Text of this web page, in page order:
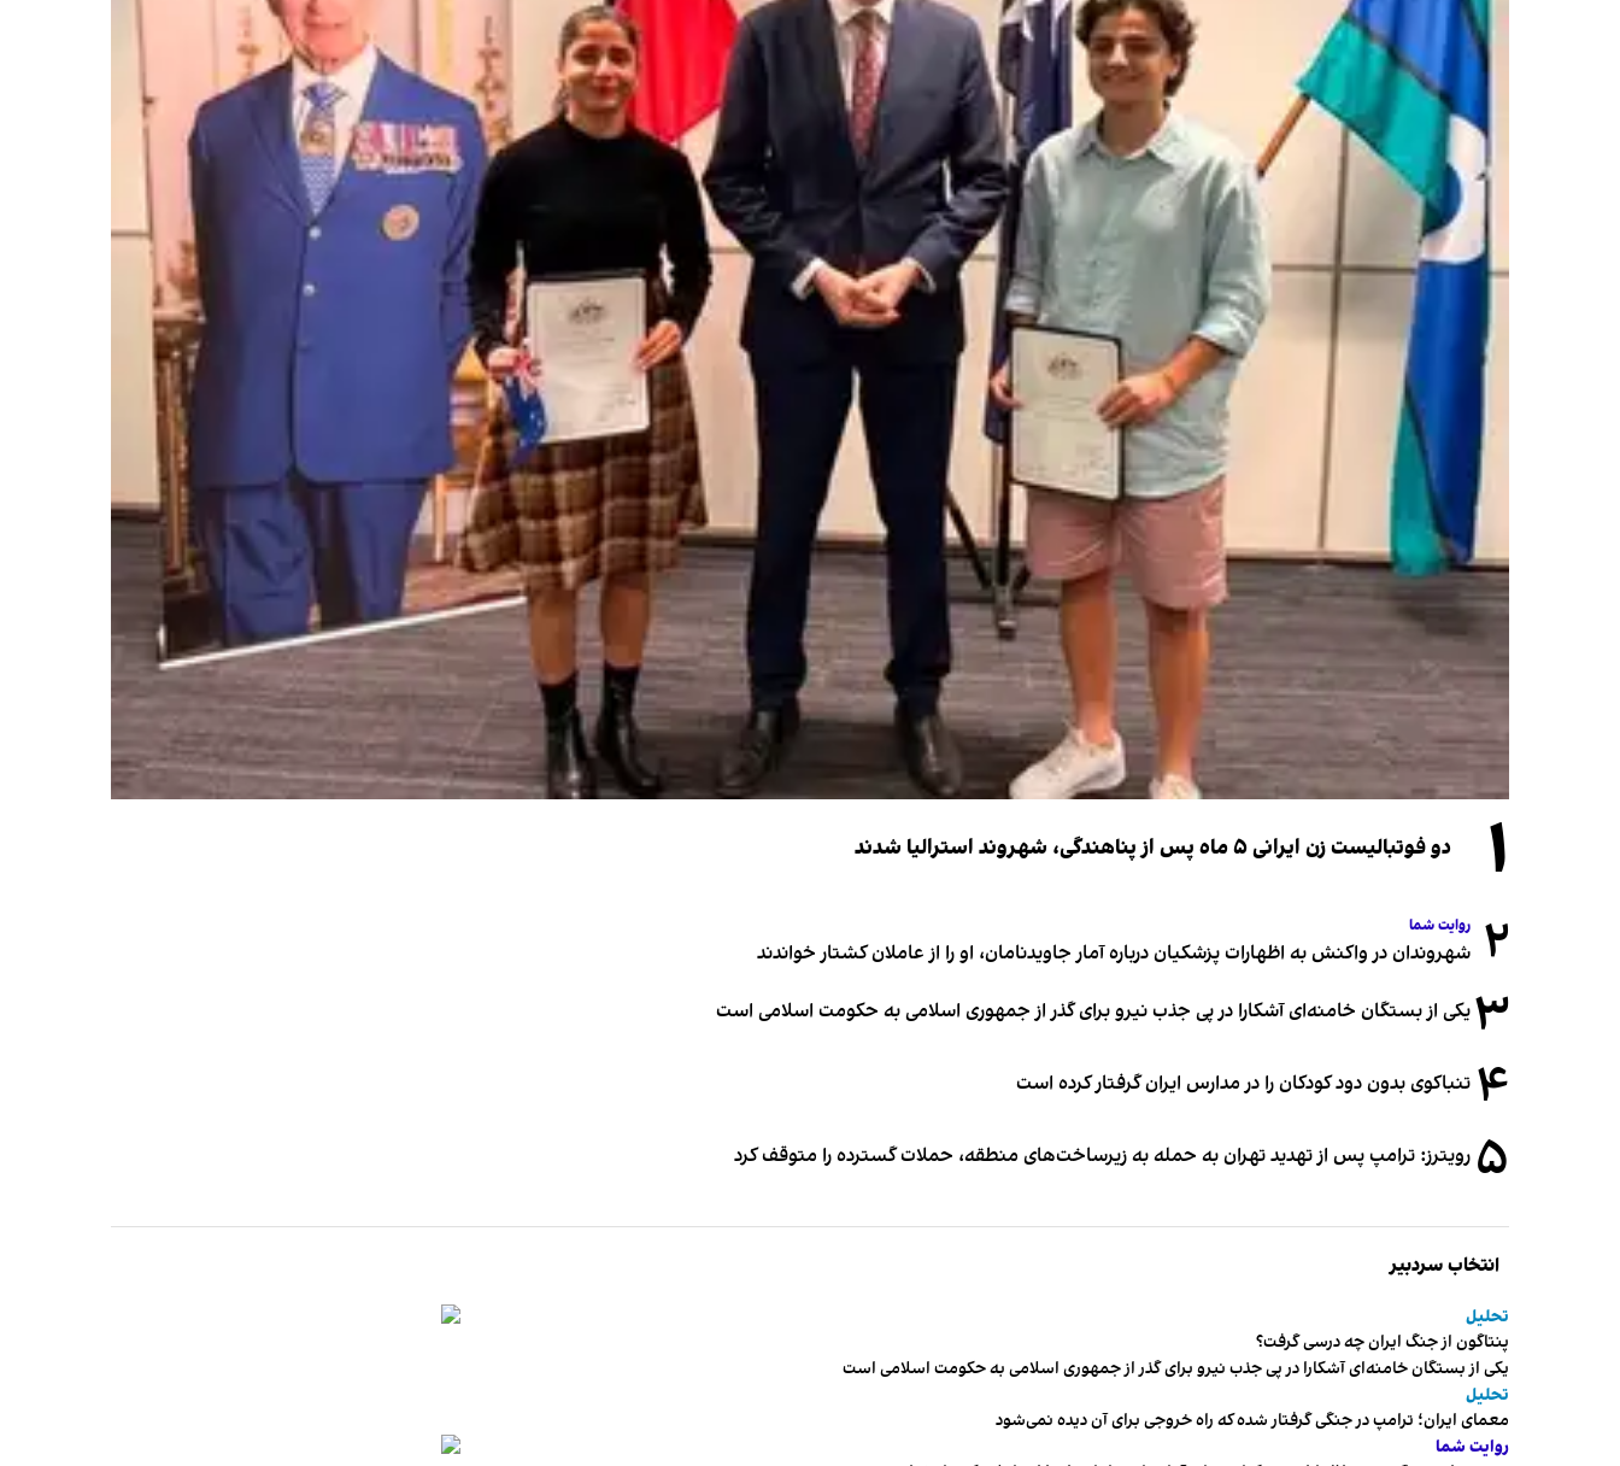
۱ دو فوتبالیست زن ایرانی ۵ ماه پس از پناهندگی، شهروند استرالیا شدند
۲ روایت شما
شهروندان در واکنش به اظهارات پزشکیان درباره آمار جاویدنامان، او را از عاملان کشتار خواندند
۳یکی از بستگان خامنه‌ای آشکارا در پی جذب نیرو برای گذر از جمهوری اسلامی به حکومت اسلامی است
۴ تنباکوی بدون دود کودکان را در مدارس ایران گرفتار کرده است
۵ رویترز: ترامپ پس از تهدید تهران به حمله به زیرساخت‌های منطقه، حملات گسترده را متوقف کرد
انتخاب سردبیر
تحلیل
پنتاگون از جنگ ایران چه درسی گرفت؟
یکی از بستگان خامنه‌ای آشکارا در پی جذب نیرو برای گذر از جمهوری اسلامی به حکومت اسلامی است
تحلیل
معمای ایران؛ ترامپ در جنگی گرفتار شده که راه خروجی برای آن دیده نمی‌شود
روایت شما